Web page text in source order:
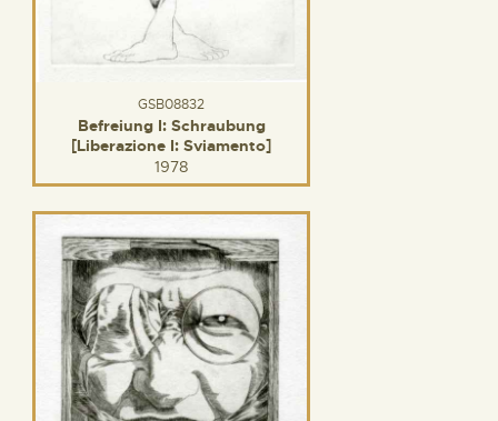
GSB08832
Befreiung I: Schraubung
[Liberazione I: Sviamento]
1978